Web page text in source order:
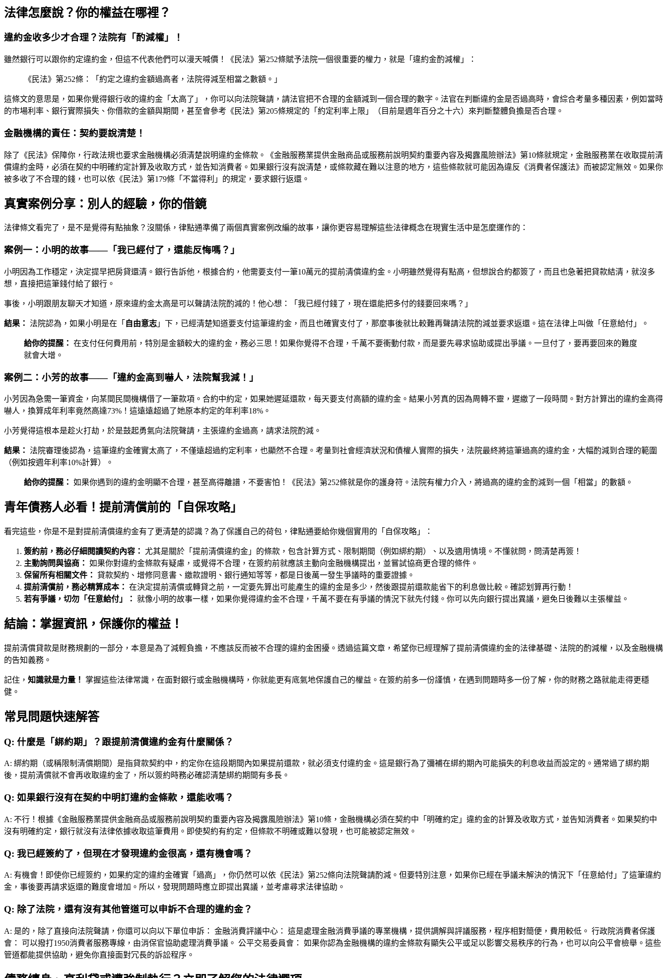
法律怎麼說？你的權益在哪裡？
違約金收多少才合理？法院有「酌減權」！
雖然銀行可以跟你約定違約金，但這不代表他們可以漫天喊價！《民法》第252條賦予法院一個很重要的權力，就是「違約金酌減權」：
《民法》第252條：「約定之違約金額過高者，法院得減至相當之數額。」
這條文的意思是，如果你覺得銀行收的違約金「太高了」，你可以向法院聲請，請法官把不合理的金額減到一個合理的數字。法官在判斷違約金是否過高時，會綜合考量多種因素，例如當時
的市場利率、銀行實際損失、你借款的金額與期間，甚至會參考《民法》第205條規定的「約定利率上限」（目前是週年百分之十六）來判斷整體負擔是否合理。
金融機構的責任：契約要說清楚！
除了《民法》保障你，行政法規也要求金融機構必須清楚說明違約金條款。《金融服務業提供金融商品或服務前說明契約重要內容及揭露風險辦法》第10條就規定，金融服務業在收取提前清
償違約金時，必須在契約中明確約定計算及收取方式，並告知消費者。如果銀行沒有說清楚，或條款藏在難以注意的地方，這些條款就可能因為違反《消費者保護法》而被認定無效。如果你
被多收了不合理的錢，也可以依《民法》第179條「不當得利」的規定，要求銀行返還。
真實案例分享：別人的經驗，你的借鏡
法律條文看完了，是不是覺得有點抽象？沒關係，律點通準備了兩個真實案例改編的故事，讓你更容易理解這些法律概念在現實生活中是怎麼運作的：
案例一：小明的故事——「我已經付了，還能反悔嗎？」
小明因為工作穩定，決定提早把房貸還清。銀行告訴他，根據合約，他需要支付一筆10萬元的提前清償違約金。小明雖然覺得有點高，但想說合約都簽了，而且也急著把貸款結清，就沒多
想，直接把這筆錢付給了銀行。
事後，小明跟朋友聊天才知道，原來違約金太高是可以聲請法院酌減的！他心想：「我已經付錢了，現在還能把多付的錢要回來嗎？」
結果： 法院認為，如果小明是在「 自由意志 」下，已經清楚知道要支付這筆違約金，而且也確實支付了，那麼事後就比較難再聲請法院酌減並要求返還。這在法律上叫做「任意給付」。
給你的提醒： 在支付任何費用前，特別是金額較大的違約金，務必三思！如果你覺得不合理，千萬不要衝動付款，而是要先尋求協助或提出爭議。一旦付了，要再要回來的難度
就會大增。
案例二：小芳的故事——「違約金高到嚇人，法院幫我減！」
小芳因為急需一筆資金，向某間民間機構借了一筆款項。合約中約定，如果她遲延還款，每天要支付高額的違約金。結果小芳真的因為周轉不靈，遲繳了一段時間。對方計算出的違約金高得
嚇人，換算成年利率竟然高達73%！這遠遠超過了她原本約定的年利率18%。
小芳覺得這根本是趁火打劫，於是鼓起勇氣向法院聲請，主張違約金過高，請求法院酌減。
結果： 法院審理後認為，這筆違約金確實太高了，不僅遠超過約定利率，也顯然不合理。考量到社會經濟狀況和債權人實際的損失，法院最終將這筆過高的違約金，大幅酌減到合理的範圍
（例如按週年利率10%計算）。
給你的提醒： 如果你遇到的違約金明顯不合理，甚至高得離譜，不要害怕！《民法》第252條就是你的護身符。法院有權力介入，將過高的違約金酌減到一個「相當」的數額。
青年債務人必看！提前清償前的「自保攻略」
看完這些，你是不是對提前清償違約金有了更清楚的認識？為了保護自己的荷包，律點通要給你幾個實用的「自保攻略」：
簽約前，務必仔細閱讀契約內容： 尤其是關於「提前清償違約金」的條款，包含計算方式、限制期間（例如綁約期）、以及適用情境。不懂就問，問清楚再簽！
主動詢問與協商： 如果你對違約金條款有疑慮，或覺得不合理，在簽約前就應該主動向金融機構提出，並嘗試協商更合理的條件。
保留所有相關文件： 貸款契約、增修同意書、繳款證明、銀行通知等等，都是日後萬一發生爭議時的重要證據。
提前清償前，務必精算成本： 在決定提前清償或轉貸之前，一定要先算出可能產生的違約金是多少，然後跟提前還款能省下的利息做比較。確認划算再行動！
若有爭議，切勿「任意給付」： 就像小明的故事一樣，如果你覺得違約金不合理，千萬不要在有爭議的情況下就先付錢。你可以先向銀行提出異議，避免日後難以主張權益。
結論：掌握資訊，保護你的權益！
提前清償貸款是財務規劃的一部分，本意是為了減輕負擔，不應該反而被不合理的違約金困擾。透過這篇文章，希望你已經理解了提前清償違約金的法律基礎、法院的酌減權，以及金融機構
的告知義務。
記住， 知識就是力量！
掌握這些法律常識，在面對銀行或金融機構時，你就能更有底氣地保護自己的權益。在簽約前多一份謹慎，在遇到問題時多一份了解，你的財務之路就能走得更穩
健。
常見問題快速解答
Q: 什麼是「綁約期」？跟提前清償違約金有什麼關係？
A: 綁約期（或稱限制清償期間）是指貸款契約中，約定你在這段期間內如果提前還款，就必須支付違約金。這是銀行為了彌補在綁約期內可能損失的利息收益而設定的。通常過了綁約期
後，提前清償就不會再收取違約金了，所以簽約時務必確認清楚綁約期間有多長。
Q: 如果銀行沒有在契約中明訂違約金條款，還能收嗎？
A: 不行！根據《金融服務業提供金融商品或服務前說明契約重要內容及揭露風險辦法》第10條，金融機構必須在契約中「明確約定」違約金的計算及收取方式，並告知消費者。如果契約中
沒有明確約定，銀行就沒有法律依據收取這筆費用。即使契約有約定，但條款不明確或難以發現，也可能被認定無效。
Q: 我已經簽約了，但現在才發現違約金很高，還有機會嗎？
A: 有機會！即使你已經簽約，如果約定的違約金確實「過高」，你仍然可以依《民法》第252條向法院聲請酌減。但要特別注意，如果你已經在爭議未解決的情況下「任意給付」了這筆違約
金，事後要再請求返還的難度會增加。所以，發現問題時應立即提出異議，並考慮尋求法律協助。
Q: 除了法院，還有沒有其他管道可以申訴不合理的違約金？
A: 是的，除了直接向法院聲請，你還可以向以下單位申訴： 金融消費評議中心： 這是處理金融消費爭議的專業機構，提供調解與評議服務，程序相對簡便，費用較低。 行政院消費者保護
會： 可以撥打1950消費者服務專線，由消保官協助處理消費爭議。 公平交易委員會： 如果你認為金融機構的違約金條款有顯失公平或足以影響交易秩序的行為，也可以向公平會檢舉。這些
管道都能提供協助，避免你直接面對冗長的訴訟程序。